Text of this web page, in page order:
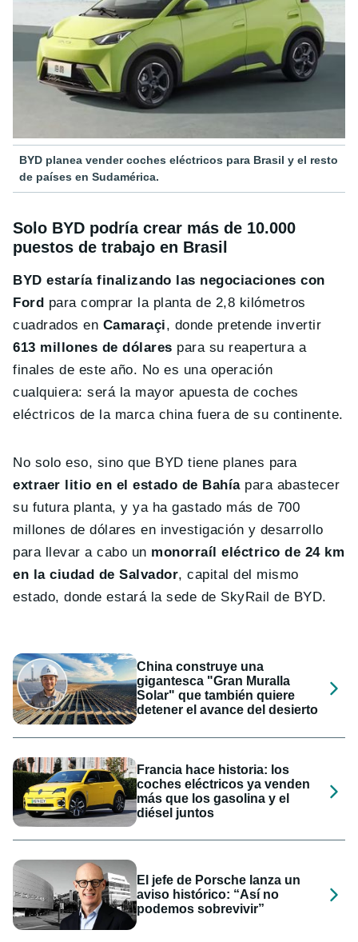
BYD planea vender coches eléctricos para Brasil y el resto
de países en Sudamérica.
Solo BYD podría crear más de 10.000
puestos de trabajo en Brasil
BYD estaría finalizando las negociaciones con
Ford para comprar la planta de 2,8 kilómetros
cuadrados en Camaraçi, donde pretende invertir
613 millones de dólares para su reapertura a
finales de este año. No es una operación
cualquiera: será la mayor apuesta de coches
eléctricos de la marca china fuera de su continente.
No solo eso, sino que BYD tiene planes para
extraer litio en el estado de Bahíapara abastecer
su futura planta, y ya ha gastado más de 700
millones de dólares en investigación y desarrollo
para llevar a cabo un monorraíl eléctrico de 24 km
en la ciudad de Salvador, capital del mismo
estado, donde estará la sede de SkyRail de BYD.
China construye una
gigantesca "Gran Muralla
Solar" que también quiere
detener el avance del desierto
Francia hace historia: los
coches eléctricos ya venden
más que los gasolina y el
diésel juntos
El jefe de Porsche lanza un
aviso histórico: “Así no
podemos sobrevivir”